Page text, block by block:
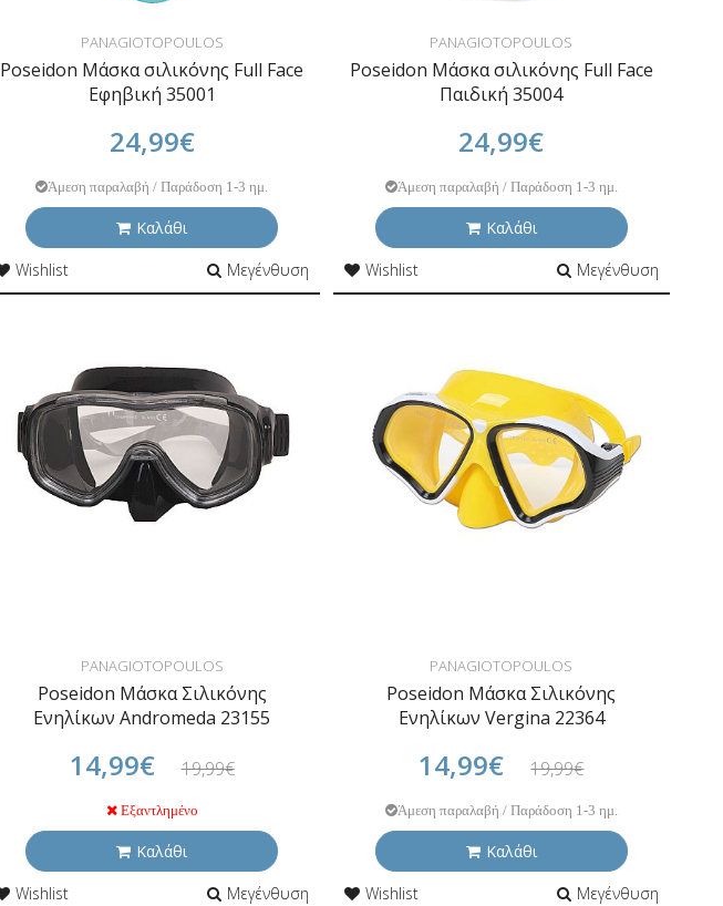
PANAGIOTOPOULOS
Poseidon Μάσκα σιλικόνης Full Face
Εφηβική 35001
24,99€
Άμεση παραλαβή / Παράδοση 1-3 ημ.
Καλάθι
Wishlist
Μεγένθυση
PANAGIOTOPOULOS
Poseidon Μάσκα σιλικόνης Full Face
Παιδική 35004
24,99€
Άμεση παραλαβή / Παράδοση 1-3 ημ.
Καλάθι
Wishlist
Μεγένθυση
PANAGIOTOPOULOS
Poseidon Μάσκα Σιλικόνης
Ενηλίκων Andromeda 23155
14,99€ 19,99€
Εξαντλημένο
Καλάθι
Wishlist
Μεγένθυση
PANAGIOTOPOULOS
Poseidon Μάσκα Σιλικόνης
Ενηλίκων Vergina 22364
14,99€ 19,99€
Άμεση παραλαβή / Παράδοση 1-3 ημ.
Καλάθι
Wishlist
Μεγένθυση